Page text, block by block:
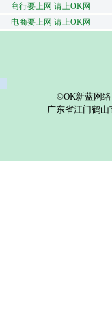
商行要上网 请上OK网
电商要上网 请上OK网
©OK新蓝网络
广东省江门鹤